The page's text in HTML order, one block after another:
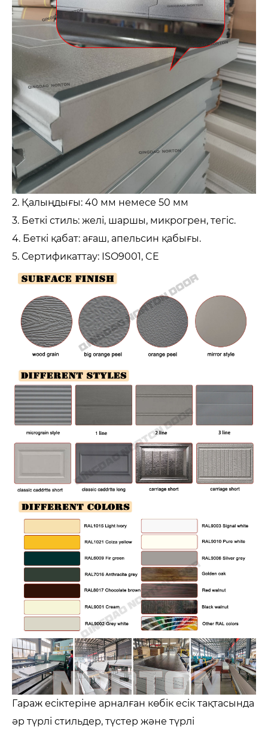
2. Қалыңдығы: 40 мм немесе 50 мм
3. Беткі стиль: желі, шаршы, микрогрен, тегіс.
4. Беткі қабат: ағаш, апельсин қабығы.
5. Сертификаттау: ISO9001, CE
Гараж есіктеріне арналған көбік есік тақтасында
әр түрлі стильдер, түстер және түрлі